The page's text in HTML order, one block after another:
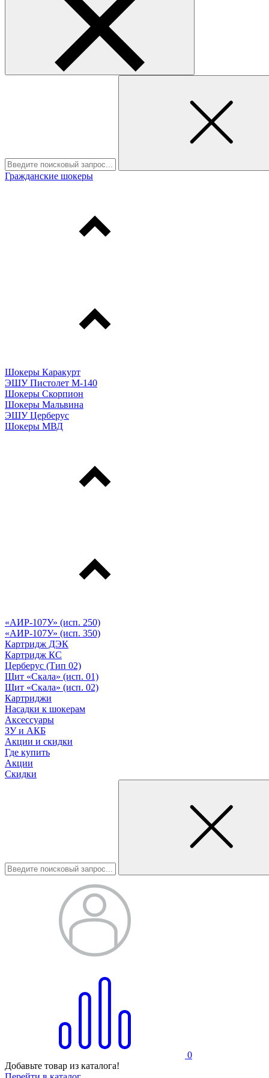
Гражданские шокеры
Шокеры Каракурт
ЭШУ Пистолет М-140
Шокеры Скорпион
Шокеры Мальвина
ЭШУ Церберус
Шокеры МВД
«АИР-107У» (исп. 250)
«АИР-107У» (исп. 350)
Картридж ДЭК
Картридж КС
Церберус (Тип 02)
Щит «Скала» (исп. 01)
Щит «Скала» (исп. 02)
Картриджи
Насадки к шокерам
Аксессуары
ЗУ и АКБ
Акции и скидки
Где купить
Акции
Скидки
0
Добавьте товар из каталога!